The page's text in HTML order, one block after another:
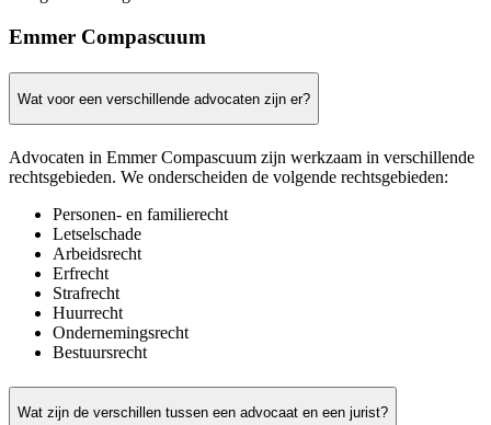
Emmer Compascuum
Wat voor een verschillende advocaten zijn er?
Advocaten in Emmer Compascuum zijn werkzaam in verschillende
rechtsgebieden. We onderscheiden de volgende rechtsgebieden:
Personen- en familierecht
Letselschade
Arbeidsrecht
Erfrecht
Strafrecht
Huurrecht
Ondernemingsrecht
Bestuursrecht
Wat zijn de verschillen tussen een advocaat en een jurist?